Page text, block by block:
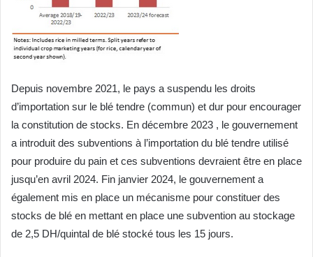
Depuis novembre 2021, le pays a suspendu les droits
d’importation sur le blé tendre (commun) et dur pour encourager
la constitution de stocks. En décembre 2023 , le gouvernement
a introduit des subventions à l’importation du blé tendre utilisé
pour produire du pain et ces subventions devraient être en place
jusqu’en avril 2024. Fin janvier 2024, le gouvernement a
également mis en place un mécanisme pour constituer des
stocks de blé en mettant en place une subvention au stockage
de 2,5 DH/quintal de blé stocké tous les 15 jours.